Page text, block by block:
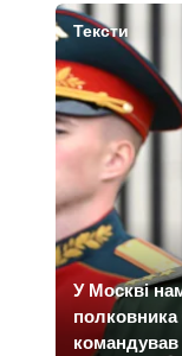
Тексти
У Москві
командував